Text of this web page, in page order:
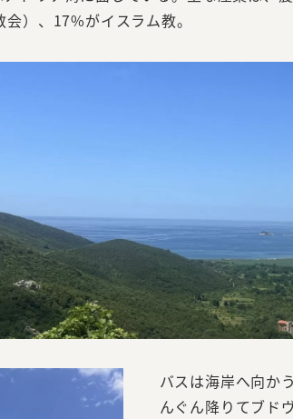
）、17%がイスラム教。
バスは海岸へ向か
んぐん降りてブド